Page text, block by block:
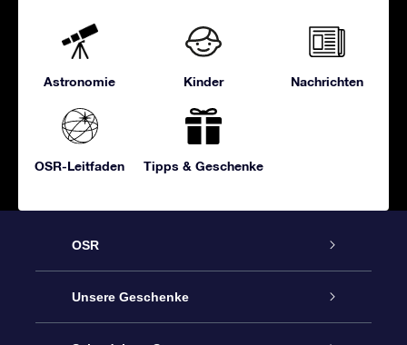
Astronomie Kinder Nachrichten
OSR-Leitfaden Tipps & Geschenke
OSR
Service
Unsere Geschenke